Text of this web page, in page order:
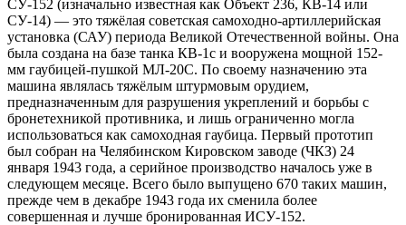
СУ-152 (изначально известная как Объект 236, КВ-14 или
СУ-14) — это тяжёлая советская самоходно-артиллерийская
установка (САУ) периода Великой Отечественной войны. Она
была создана на базе танка КВ-1с и вооружена мощной 152-
мм гаубицей-пушкой МЛ-20С. По своему назначению эта
машина являлась тяжёлым штурмовым орудием,
предназначенным для разрушения укреплений и борьбы с
бронетехникой противника, и лишь ограниченно могла
использоваться как самоходная гаубица. Первый прототип
был собран на Челябинском Кировском заводе (ЧКЗ) 24
января 1943 года, а серийное производство началось уже в
следующем месяце. Всего было выпущено 670 таких машин,
прежде чем в декабре 1943 года их сменила более
совершенная и лучше бронированная ИСУ-152.